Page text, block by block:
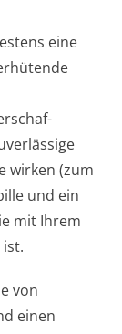
eine
wirken (zum
und ein
mit Ihrem
von
einen